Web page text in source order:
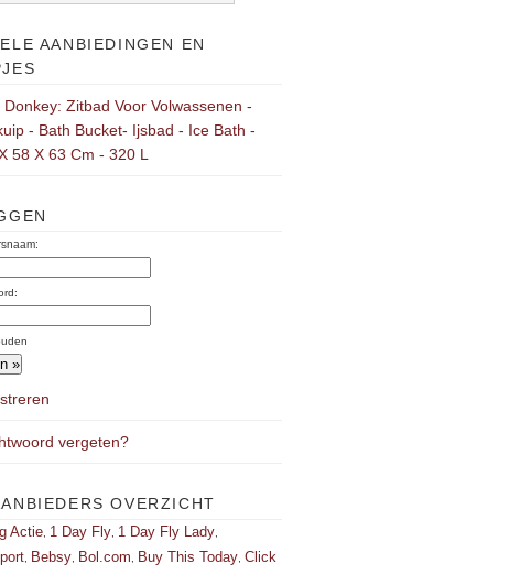
AANBIEDINGEN EN
Donkey: Zitbad Voor Volwassenen -
- Bath Bucket- Ijsbad - Ice Bath -
58 X 63 Cm - 320 L
vergeten?
OVERZICHT
Actie 1 Day Fly 1 Day Fly Lady
Bebsy Bol.com Buy This Today Click